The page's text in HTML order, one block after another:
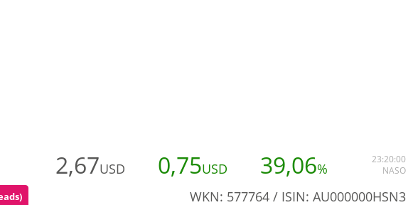
2,67USD 0,75USD 39,06%
23:20:00
NASO
WKN: 577764 / ISIN: AU000000HSN3